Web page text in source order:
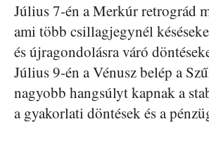
Július 7-én a Merkúr retrográd
ami több csillagjegynél
és újragondolásra váró
Július 9-én a Vénusz belép a
nagyobb hangsúlyt kapnak a
a gyakorlati döntések és a